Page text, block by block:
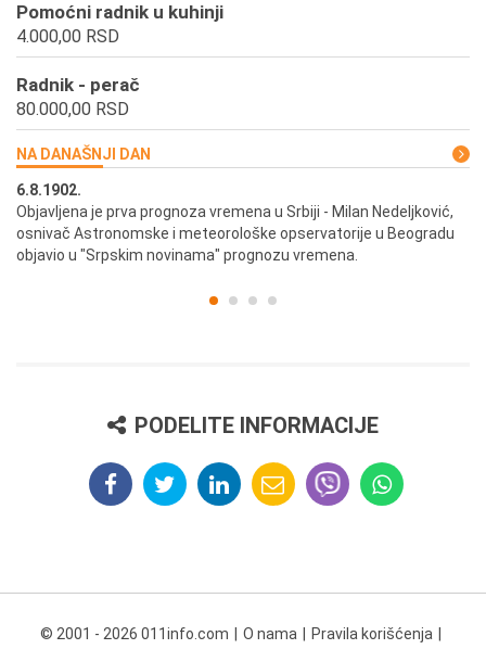
Pomoćni radnik u kuhinji
4.000,00 RSD
Radnik - perač
80.000,00 RSD
NA DANAŠNJI DAN
6.8.1902.
Objavljena je prva prognoza vremena u Srbiji - Milan Nedeljković,
osnivač Astronomske i meteorološke opservatorije u Beogradu
objavio u "Srpskim novinama" prognozu vremena.
PODELITE INFORMACIJE
© 2001 - 2026 011info.com O nama Pravila korišćenja